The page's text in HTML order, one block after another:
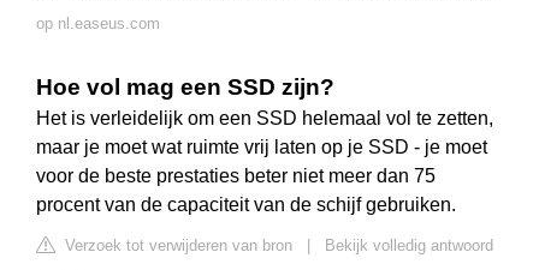
op nl.easeus.com
Hoe vol mag een SSD zijn?
Het is verleidelijk om een SSD helemaal vol te zetten,
maar je moet wat ruimte vrij laten op je SSD - je moet
voor de beste prestaties beter niet meer dan 75
procent van de capaciteit van de schijf gebruiken.
Verzoek tot verwijderen van bron
Bekijk volledig antwoord